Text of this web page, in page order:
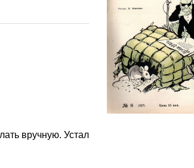
вручную. Устал